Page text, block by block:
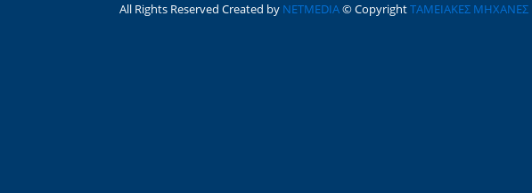
All Rights Reserved Created by NETMEDIA© CopyrightΤΑΜΕΙΑΚΕΣ ΜΗΧΑΝΕΣ